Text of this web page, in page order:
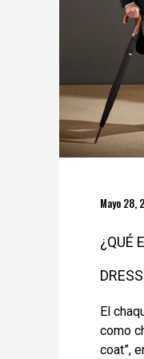
Mayo 28,
¿QUÉ
El
como
coat”,